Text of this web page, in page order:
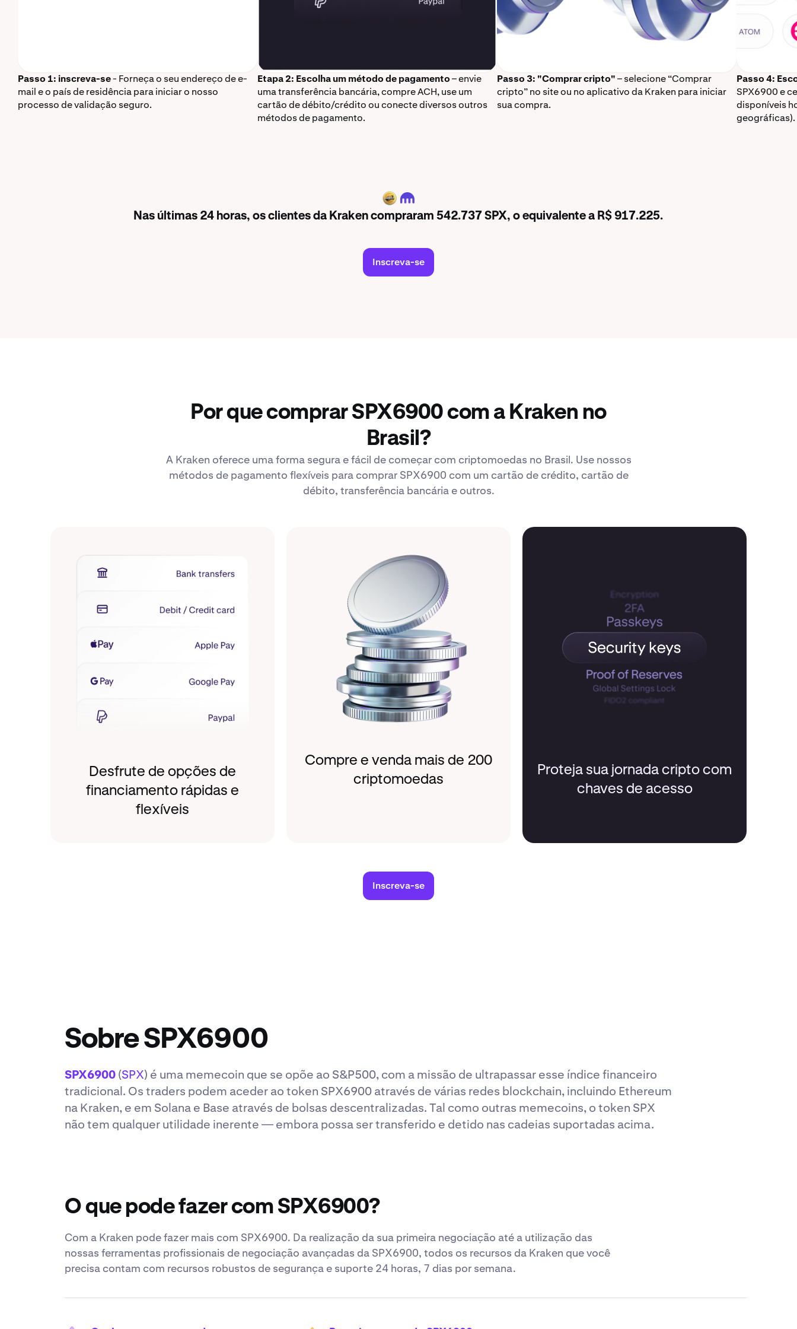
Passo 1: inscreva-se- Forneça o seu endereço de e-
mail e o país de residência para iniciar o nosso
processo de validação seguro.
Etapa 2: Escolha um método de pagamento– envie
uma transferência bancária, compre ACH, use um
cartão de débito/crédito ou conecte diversos outros
métodos de pagamento.
Passo 3: "Comprar cripto"– selecione “Comprar
cripto” no site ou no aplicativo da Kraken para iniciar
sua compra.
Passo 4:
SPX6900 e
disponíveis
geográficas).
SPX
Nas últimas 24 horas, os clientes da Kraken compraram 542.737 SPX, o equivalente a R$ 917.225.
Inscreva-se
Por que comprar SPX6900 com a Kraken no
Brasil?
A Kraken oferece uma forma segura e fácil de começar com criptomoedas no Brasil. Use nossos
métodos de pagamento flexíveis para comprar SPX6900 com um cartão de crédito, cartão de
débito, transferência bancária e outros.
Desfrute de opções de
financiamento rápidas e
flexíveis
Compre e venda mais de 200
criptomoedas
Proteja sua jornada cripto com
chaves de acesso
Inscreva-se
Sobre SPX6900
SPX6900(SPX) é uma memecoin que se opõe ao S&P500, com a missão de ultrapassar esse índice financeiro
tradicional. Os traders podem aceder ao token SPX6900 através de várias redes blockchain, incluindo Ethereum
na Kraken, e em Solana e Base através de bolsas descentralizadas. Tal como outras memecoins, o token SPX
não tem qualquer utilidade inerente — embora possa ser transferido e detido nas cadeias suportadas acima.
O que pode fazer com SPX6900?
Com a Kraken pode fazer mais com SPX6900. Da realização da sua primeira negociação até a utilização das
nossas ferramentas profissionais de negociação avançadas da SPX6900, todos os recursos da Kraken que você
precisa contam com recursos robustos de segurança e suporte 24 horas, 7 dias por semana.